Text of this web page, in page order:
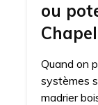
ou
Quand on
systèmes
madrier